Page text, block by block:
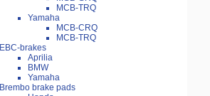
MCB-TRQ
Yamaha
MCB-CRQ
MCB-TRQ
EBC-brakes
Aprilia
BMW
Yamaha
Brembo brake pads